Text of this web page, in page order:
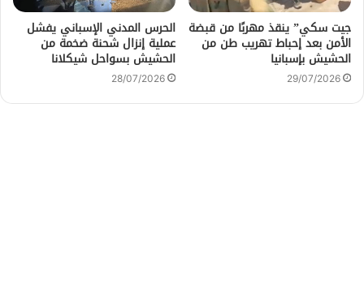
جيت سكي” ينقذ مهربًا من قبضة
الأمن بعد إحباط تهريب طن من
الحشيش بإسبانيا
29/07/2026
الحرس المدني الإسباني يفشل
عملية إنزال شحنة ضخمة من
الحشيش بسواحل شيكلانا
28/07/2026